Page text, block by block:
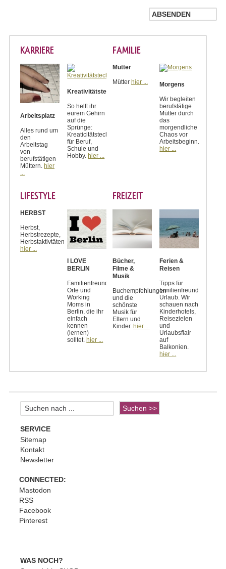
KARRIERE
Arbeitsplatz
Alles rund um
den
Arbeitstag
von
berufstätigen
Müttern. hier
Kreativitätstechniken
So helft ihr
eurem Gehirn
auf die
Sprünge:
Kreaticitätstechniken
für Beruf,
Schule und
Hobby.hier ...
FAMILIE
Mütter
Mütter hier ... Morgens
Wir begleiten
berufstätige
Mütter durch
das
morgendliche
Chaos vor
Arbeitsbeginn.
hier ...
LIFESTYLE
HERBST
Herbst,
Herbstrezepte,
Herbstaktivtäten
hier ...
I LOVE
BERLIN
Familienfreundliche
Orte und
Working
Moms in
Berlin, die ihr
einfach
kennen
(lernen)
solltet. hier ...
FREIZEIT
Bücher,
Filme &
Musik
Buchempfehlungen
und die
schönste
Musik für
Eltern und
Kinder. hier ...
Ferien &
Reisen
Tipps für
familienfreundlichen
Urlaub. Wir
schauen nach
Kinderhotels,
Reisezielen
und
Urlaubsflair
auf
Balkonien.
hier ...
SERVICE
Sitemap
Kontakt
Newsletter
CONNECTED:
Mastodon
RSS
Facebook
Pinterest
WAS NOCH?